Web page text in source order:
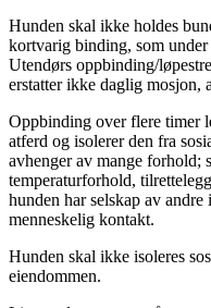
Hunden skal ikke holdes
kortvarig binding, som
Utendørs oppbinding/
erstatter ikke daglig mosjon,
Oppbinding over flere timer
atferd og isolerer den fra
avhenger av mange
temperaturforhold,
hunden har selskap av
menneskelig kontakt.
Hunden skal ikke isoleres
eiendommen.